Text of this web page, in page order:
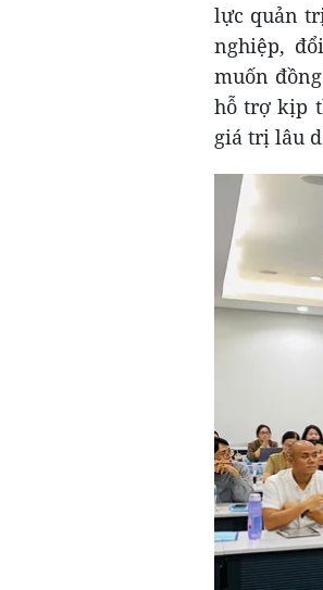
lực quản
nghiệp,
muốn
hỗ trợ kịp
giá trị lâu